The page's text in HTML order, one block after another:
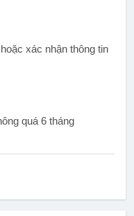
xác nhận thông tin
quá 6 tháng